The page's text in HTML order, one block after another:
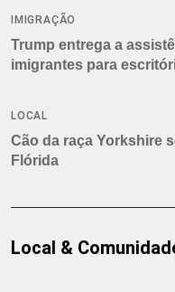
IMIGRAÇÃO
Trump entrega a
imigrantes para
LOCAL
Cão da raça Yorkshire
Flórida
Local &